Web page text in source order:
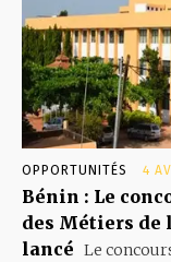
OPPORTUNITÉS 4
Bénin : Le
des Métiers de
lancé Le